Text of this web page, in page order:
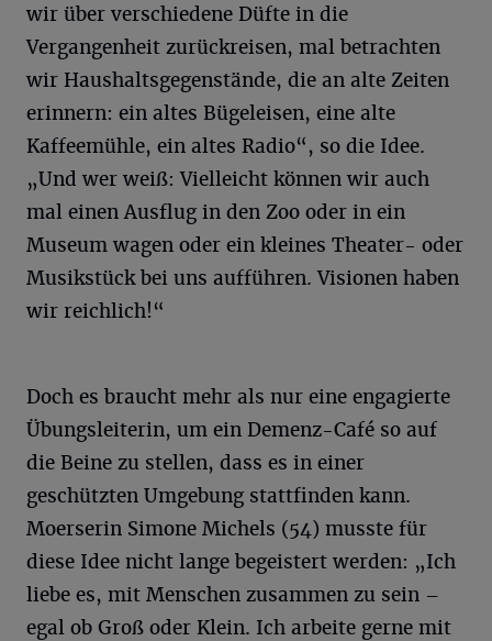
wir über verschiedene Düfte in die
Vergangenheit zurückreisen, mal betrachten
wir Haushaltsgegenstände, die an alte Zeiten
erinnern: ein altes Bügeleisen, eine alte
Kaffeemühle, ein altes Radio“, so die Idee.
„Und wer weiß: Vielleicht können wir auch
mal einen Ausflug in den Zoo oder in ein
Museum wagen oder ein kleines Theater- oder
Musikstück bei uns aufführen. Visionen haben
wir reichlich!“
Doch es braucht mehr als nur eine engagierte
Übungsleiterin, um ein Demenz-Café so auf
die Beine zu stellen, dass es in einer
geschützten Umgebung stattfinden kann.
Moerserin Simone Michels (54) musste für
diese Idee nicht lange begeistert werden: „Ich
liebe es, mit Menschen zusammen zu sein –
egal ob Groß oder Klein. Ich arbeite gerne mit